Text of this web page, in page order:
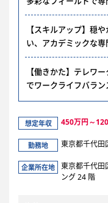
【スキルアップ】穏
い、アカデミックな
【働きかた】テレワ
でワークライフバラン
想定年収 450万円～
勤務地 東京都千代田
企業所在地
東京都千代田
ング 24 階